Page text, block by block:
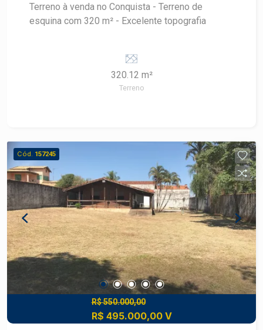
Terreno à venda no Conquista - Terreno de
esquina com 320 m² - Excelente topografia
320.12 m²
Terreno
Cód. 157245
R$ 550.000,00
R$ 495.000,00 V